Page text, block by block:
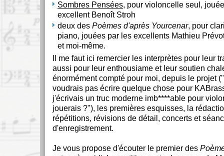
Sombres Pensées, pour violoncelle seul,
excellent Benoît Stroh
deux des Poèmes d'après Yourcenar, pour
piano, jouées par les excellents Mathieu
et moi-même.
Il me faut ici remercier les interprètes pour leur
aussi pour leur enthousiame et leur soutien
énormément compté pour moi, depuis le projet
voudrais pas écrire quelque chose pour
j'écrivais un truc moderne imb****able pour
jouerais ?"), les premières esquisses, la
répétitions, révisions de détail, concerts et
d'enregistrement.
Je vous propose d'écouter le premier des